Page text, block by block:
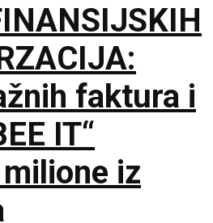
faktura i
IT“
iz